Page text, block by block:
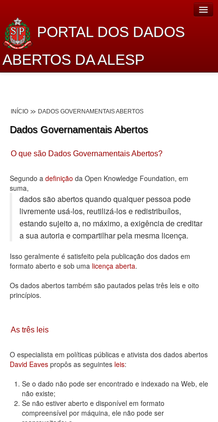
PORTAL DOS DADOS
ABERTOS DA ALESP
Lei de Acesso à Informação
Dados Governamentais Abertos
Planejamento
Catálogo de dados
Processo Legislativo
Deputados Estaduais
Administração
Legislação
Agenda
Contato
INÍCIO DADOS GOVERNAMENTAIS ABERTOS
Dados Governamentais Abertos
O que são Dados Governamentais Abertos?
Segundo a definição da Open Knowledge Foundation, em
suma,
dados são abertos quando qualquer pessoa pode
livremente usá-los, reutilizá-los e redistribuí­los,
estando sujeito a, no máximo, a exigência de creditar
a sua autoria e compartilhar pela mesma licença.
Isso geralmente é satisfeito pela publicação dos dados em
formato aberto e sob uma licença aberta.
Os dados abertos também são pautados pelas três leis e oito
princípios.
As três leis
O especialista em políticas públicas e ativista dos dados abertos
David Eaves propôs as seguintes leis:
Se o dado não pode ser encontrado e indexado na Web, ele
não existe;
Se não estiver aberto e disponível em formato
compreensível por máquina, ele não pode ser